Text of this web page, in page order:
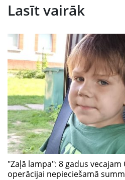
Lasīt vairāk
"Zaļā lampa": 8 gadus
operācijai nepieciešamā